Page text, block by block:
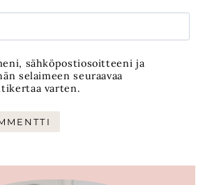
sähköpostiosoitteeni ja
selaimeen seuraavaa
varten.